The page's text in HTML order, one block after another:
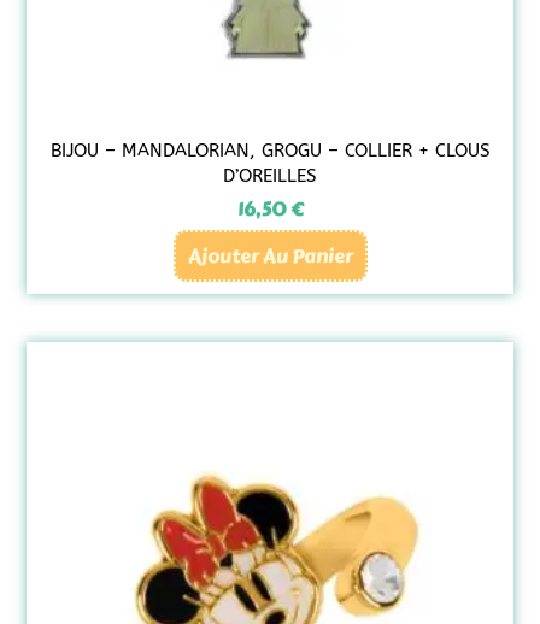
BIJOU – MANDALORIAN, GROGU – COLLIER + CLOUS
D’OREILLES
16,50€
Ajouter Au Panier